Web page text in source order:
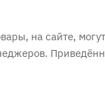
на сайте,